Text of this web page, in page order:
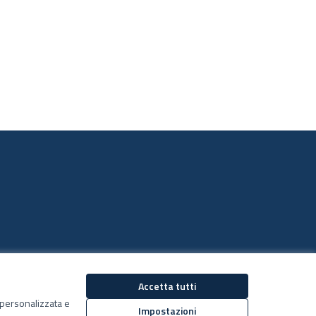
e
Accetta tutti
Impostazioni